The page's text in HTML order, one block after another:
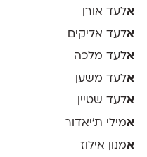
אלעד אורן
אלעד אליקים
אלעד מלכה
אלעד משען
אלעד שטיין
אמילי ת׳יאדור
אמנון אילוז